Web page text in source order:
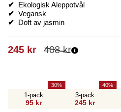
✔
Ekologisk Aleppotvål
✔ Vegansk
✔
Doft av jasmin
408kr
245 kr
1-pack
95 kr
30
3-pack
245 kr
40